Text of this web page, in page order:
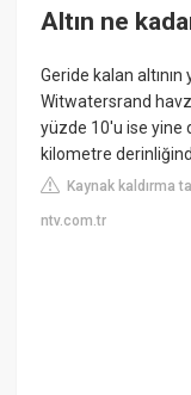
Altın ne
Geride kalan
Witwatersrand
yüzde 10'u ise yine
kilometre
Kaynak kaldırma
ntv.com.tr